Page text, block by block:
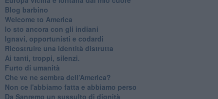
Blog barbino
Welcome to America
​Io sto ancora con gli indiani
​Ignavi, opportunisti e codardi
Ricostruire una identità distrutta
Ai tanti, troppi, silenzi.
​Furto di umanità
​Che ve ne sembra dell’America?
Non ce l'abbiamo fatta e abbiamo perso
​Da Sanremo un sussulto di dignità